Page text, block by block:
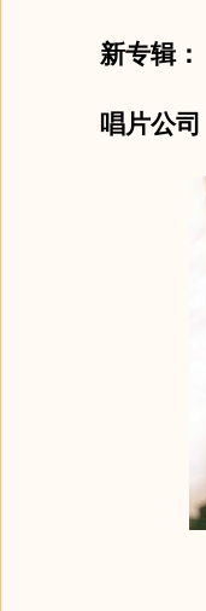
新专辑：
唱片公司